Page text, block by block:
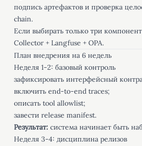
подпись артефактов и проверка
chain.
Если выбирать только три
Collector + Langfuse + OPA.
План внедрения на 6 недель
Неделя 1-2: базовый контроль
зафиксировать интерфейсный
включить end-to-end traces;
описать tool allowlist;
завести release manifest.
Результат: система начинает быть
Неделя 3-4: дисциплина релизов